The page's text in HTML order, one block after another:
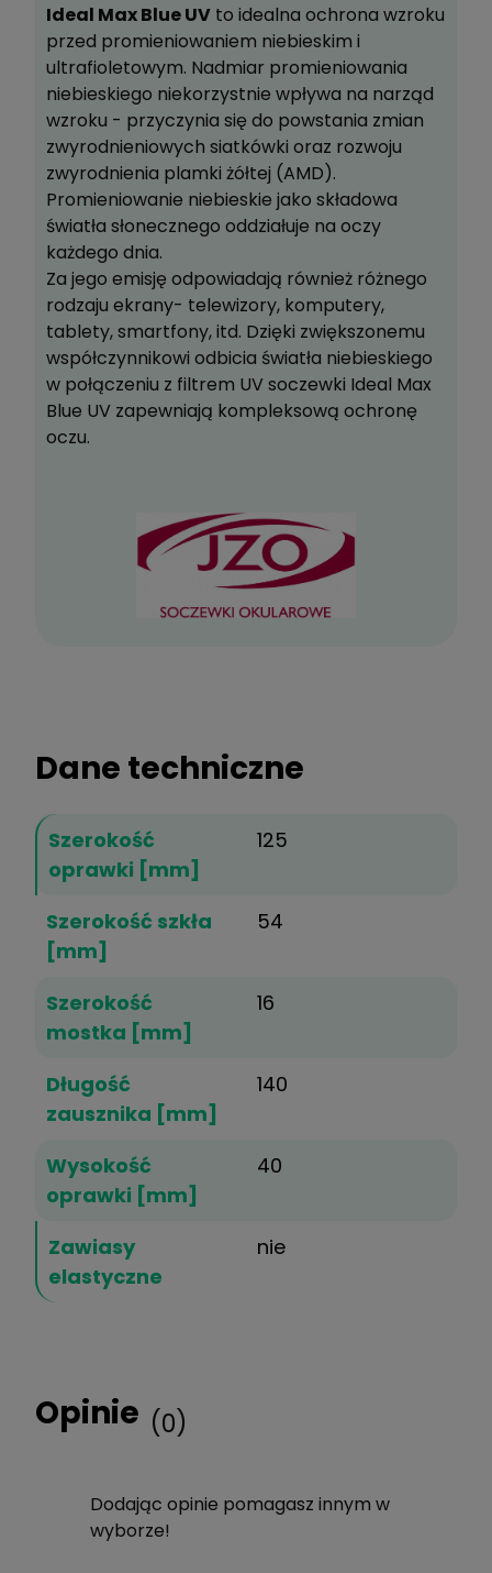
Ideal Max Blue UV to idealna ochrona wzroku
przed promieniowaniem niebieskim i
ultrafioletowym. Nadmiar promieniowania
niebieskiego niekorzystnie wpływa na narząd
wzroku - przyczynia się do powstania zmian
zwyrodnieniowych siatkówki oraz rozwoju
zwyrodnienia plamki żółtej (AMD).
Promieniowanie niebieskie jako składowa
światła słonecznego oddziałuje na oczy
każdego dnia.
Za jego emisję odpowiadają również różnego
rodzaju ekrany- telewizory, komputery,
tablety, smartfony, itd. Dzięki zwiększonemu
współczynnikowi odbicia światła niebieskiego
w połączeniu z filtrem UV soczewki Ideal Max
Blue UV zapewniają kompleksową ochronę
oczu.
Dane techniczne
Szerokość
oprawki [mm]
125
Szerokość szkła
[mm]
54
Szerokość
mostka [mm]
16
Długość
zausznika [mm]
140
Wysokość
oprawki [mm]
40
Zawiasy
elastyczne
nie
Opinie (0)
Dodając opinie pomagasz innym w
wyborze!